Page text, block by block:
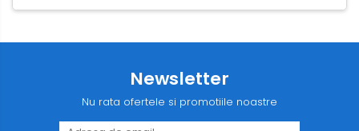
Newsletter
Nu rata ofertele si promotiile noastre